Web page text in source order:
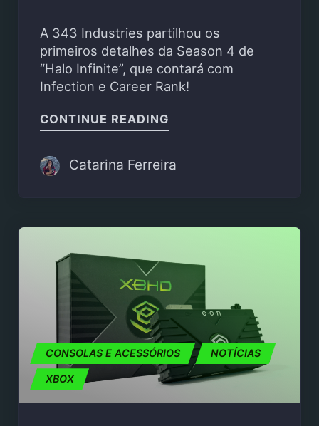
A 343 Industries partilhou os
primeiros detalhes da Season 4 de
“Halo Infinite”, que contará com
Infection e Career Rank!
CONTINUE READING
Catarina Ferreira
CONSOLAS E ACESSÓRIOS NOTÍCIAS
XBOX